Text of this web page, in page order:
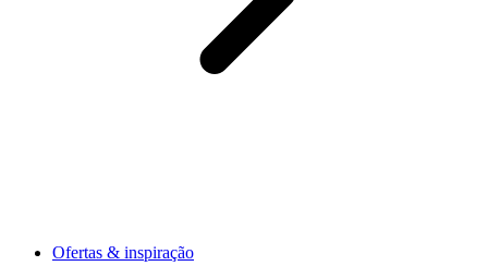
Ofertas & inspiração